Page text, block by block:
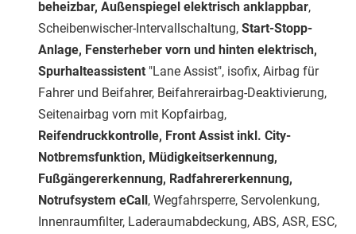
beheizbar, Außenspiegel elektrisch anklappbar,
Scheibenwischer-Intervallschaltung, Start-Stopp-
Anlage, Fensterheber vorn und hinten elektrisch,
Spurhalteassistent "Lane Assist", isofix, Airbag für
Fahrer und Beifahrer, Beifahrerairbag-Deaktivierung,
Seitenairbag vorn mit Kopfairbag,
Reifendruckkontrolle, Front Assist inkl. City-
Notbremsfunktion, Müdigkeitserkennung,
Fußgängererkennung, Radfahrererkennung,
Notrufsystem eCall , Wegfahrsperre, Servolenkung,
Innenraumfilter, Laderaumabdeckung, ABS, ASR, ESC,